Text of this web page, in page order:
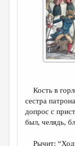
КНИЖНАЯ ПОЛКА
ОБЗОР
СТРАНИЦЫ
ОБЪЯВЛЕНИЯ
РЕДКОЛЛЕГИЯ
ОТ РЕДАКЦИИ
Кость в
сестра
допрос с
был, челядь,
Рычит: